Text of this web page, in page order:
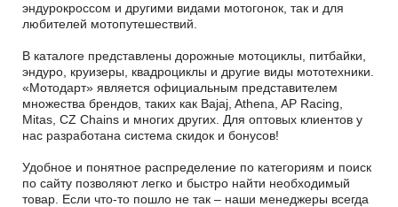
эндурокроссом и другими видами мотогонок, так и для
любителей мотопутешествий.
В каталоге представлены дорожные мотоциклы, питбайки,
эндуро, круизеры, квадроциклы и другие виды мототехники.
«Мотодарт» является официальным представителем
множества брендов, таких как Bajaj, Athena, AP Racing,
Mitas, CZ Chains и многих других. Для оптовых клиентов у
нас разработана система скидок и бонусов!
Удобное и понятное распределение по категориям и поиск
по сайту позволяют легко и быстро найти необходимый
товар. Если что-то пошло не так – наши менеджеры всегда